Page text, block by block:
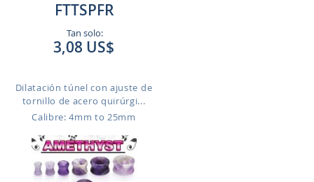
FTTSPFR
Tan solo:
3,08 US$
Dilatación túnel con ajuste de
tornillo de acero quirúrgi...
Calibre: 4mm to 25mm